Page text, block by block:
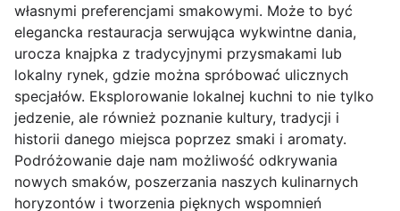
własnymi preferencjami smakowymi. Może to być
elegancka restauracja serwująca wykwintne dania,
urocza knajpka z tradycyjnymi przysmakami lub
lokalny rynek, gdzie można spróbować ulicznych
specjałów. Eksplorowanie lokalnej kuchni to nie tylko
jedzenie, ale również poznanie kultury, tradycji i
historii danego miejsca poprzez smaki i aromaty.
Podróżowanie daje nam możliwość odkrywania
nowych smaków, poszerzania naszych kulinarnych
horyzontów i tworzenia pięknych wspomnień